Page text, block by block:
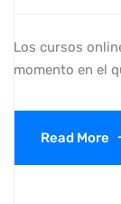
Los cursos
momento en el
Read More